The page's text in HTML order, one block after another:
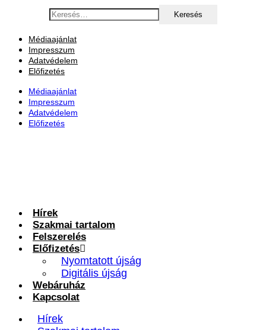
Keresés:
Médiaajánlat
Impresszum
Adatvédelem
Előfizetés
Médiaajánlat
Impresszum
Adatvédelem
Előfizetés
Hírek
Szakmai tartalom
Felszerelés
Előfizetés
Nyomtatott újság
Digitális újság
Webáruház
Kapcsolat
Hírek